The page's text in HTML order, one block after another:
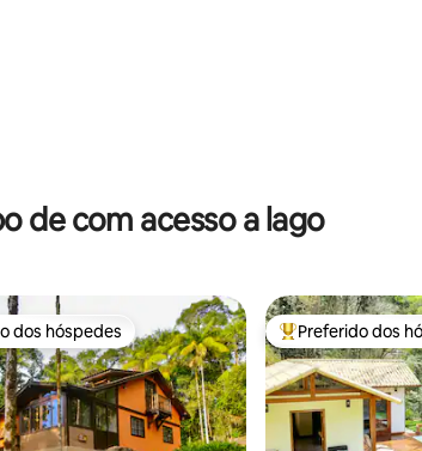
de com acesso a lago
preferidos dos hóspedes
dos hóspedes Entre os melhores
Preferido dos